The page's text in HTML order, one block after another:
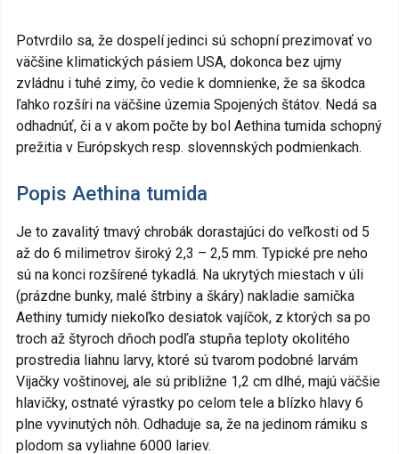
Potvrdilo sa, že dospelí jedinci sú schopní prezimovať vo
väčšine klimatických pásiem USA, dokonca bez ujmy
zvládnu i tuhé zimy, čo vedie k domnienke, že sa škodca
ľahko rozšíri na väčšine územia Spojených štátov. Nedá sa
odhadnúť, či a v akom počte by bol Aethina tumida schopný
prežitia v Európskych resp. slovennských podmienkach.
Popis Aethina tumida
Je to zavalitý tmavý chrobák dorastajúci do veľkosti od 5
až do 6 milimetrov široký 2,3 – 2,5 mm. Typické pre neho
sú na konci rozšírené tykadlá. Na ukrytých miestach v úli
(prázdne bunky, malé štrbiny a škáry) nakladie samička
Aethiny tumidy niekoľko desiatok vajíčok, z ktorých sa po
troch až štyroch dňoch podľa stupňa teploty okolitého
prostredia liahnu larvy, ktoré sú tvarom podobné larvám
Vijačky voštinovej, ale sú približne 1,2 cm dlhé, majú väčšie
hlavičky, ostnaté výrastky po celom tele a blízko hlavy 6
plne vyvinutých nôh. Odhaduje sa, že na jedinom rámiku s
plodom sa vyliahne 6000 lariev.